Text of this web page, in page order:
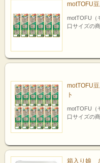
motTOFU
motTOFU（
口サイズの
motTOFU
ト
motTOFU（
口サイズの
箱入り娘